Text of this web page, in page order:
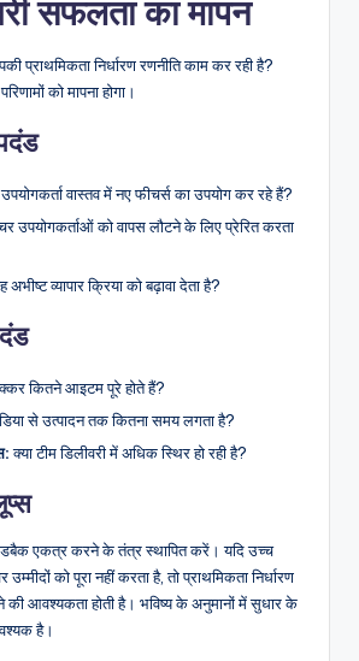
सफलता का मापन
निर्धारण रणनीति काम कर रही है?
को मापना होगा।
उपयोगकर्ता वास्तव में नए फीचर्स का उपयोग कर रहे हैं?
उपयोगकर्ताओं को वापस लौटने के लिए प्रेरित करता
अभीष्ट व्यापार क्रिया को बढ़ावा देता है?
कितने आइटम पूरे होते हैं?
से उत्पादन तक कितना समय लगता है?
क्या टीम डिलीवरी में अधिक स्थिर हो रही है?
एकत्र करने के तंत्र स्थापित करें। यदि उच्च
उम्मीदों को पूरा नहीं करता है, तो प्राथमिकता निर्धारण
की आवश्यकता होती है। भविष्य के अनुमानों में सुधार के
है।